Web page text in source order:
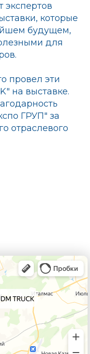
которые
будущем,
для
провел эти
на выставке.
ГРУП" за
отраслевого